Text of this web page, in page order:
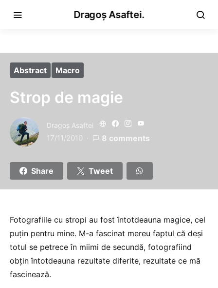
Dragoș Asaftei.
Abstract Macro
Strop de magie
Dragoş Asaftei
17/11/2010 8 comments
Share Tweet
Fotografiile cu stropi au fost întotdeauna magice, cel
puţin pentru mine. M-a fascinat mereu faptul că deşi
totul se petrece în miimi de secundă, fotografiind
obţin întotdeauna rezultate diferite, rezultate ce mă
fascinează.